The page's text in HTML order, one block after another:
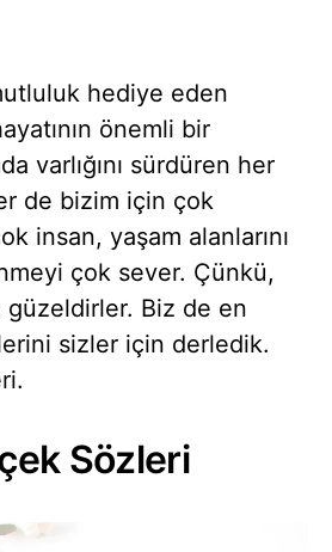
hediye eden
önemli bir
varlığını sürdüren her
de bizim için çok
insan, yaşam alanlarını
çok sever. Çünkü,
güzeldirler. Biz de en
sizler için derledik.
Sözleri